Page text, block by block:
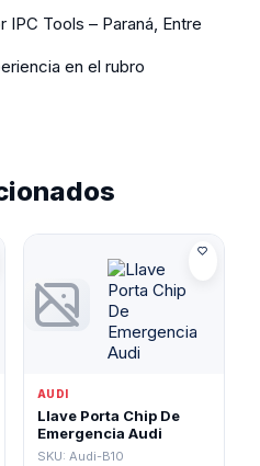
Tools – Paraná, Entre
en el rubro
AUDI
Llave Porta Chip De
Emergencia Audi
SKU: Audi-B10